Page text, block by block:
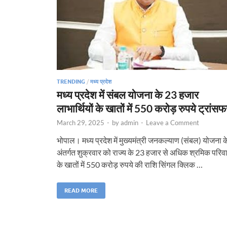
TRENDING / मध्य प्रदेश
मध्य प्रदेश में संबल योजना के 23 हजार
लाभार्थियों के खातों में 550 करोड़ रुपये
March 29, 2025 - byadmin - Leave a Comment
भोपाल। मध्य प्रदेश में मुख्यमंत्री जनकल्याण (संबल) योजना
अंतर्गत शुक्रवार को राज्य के 23 हजार से अधिक श्रमिक
के खातों में 550 करोड़ रुपये की राशि सिंगल क्लिक …
READ MORE